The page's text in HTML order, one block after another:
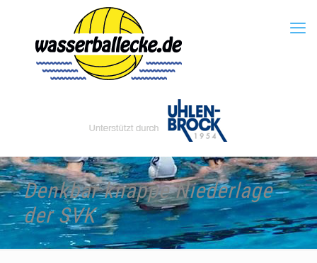
Denkbar knappe Niederlage
der SVK